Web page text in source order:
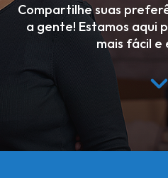
Compartilhe suas
a gente! Estamos aqui
mais fácil e